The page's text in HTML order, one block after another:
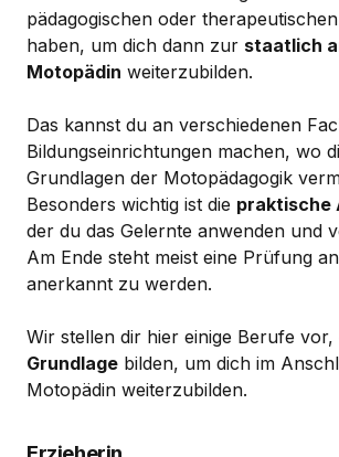
pädagogischen oder
haben, um dich dann zur staatlich
Motopädin weiterzubilden.
Das kannst du an verschiedenen
Bildungseinrichtungen machen, wo
Grundlagen der Motopädagogik
Besonders wichtig ist die praktische
der du das Gelernte anwenden und
Am Ende steht meist eine Prüfung
anerkannt zu werden.
Wir stellen dir hier einige Berufe vor,
Grundlage bilden, um dich im
Motopädin weiterzubilden.